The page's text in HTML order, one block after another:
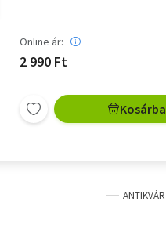
Online ár:
2 990 Ft
Kosárba
ANTIKVÁR